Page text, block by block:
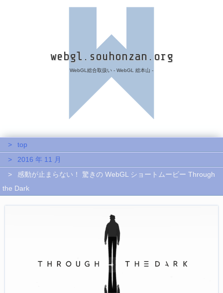
webgl.souhonzan.org
WebGL総合取扱い - WebGL 総本山 -
top
2016 年 11 月
感動が止まらない！ 驚きの WebGL ショートムービー Through
the Dark